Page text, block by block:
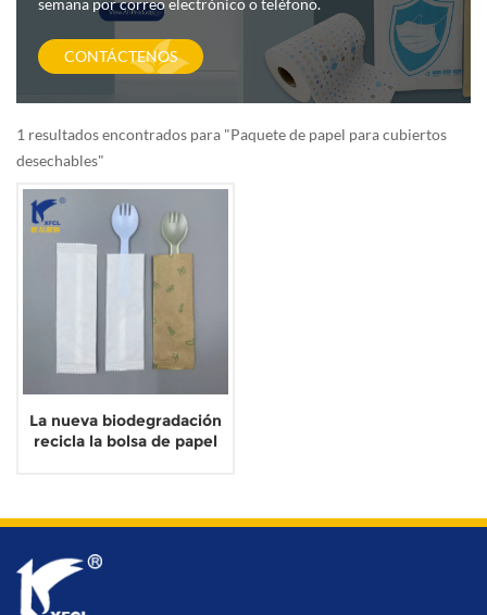
semana por correo electrónico o teléfono.
CONTÁCTENOS
1 resultados encontrados para "Paquete de papel para cubiertos
desechables"
La nueva biodegradación
recicla la bolsa de papel